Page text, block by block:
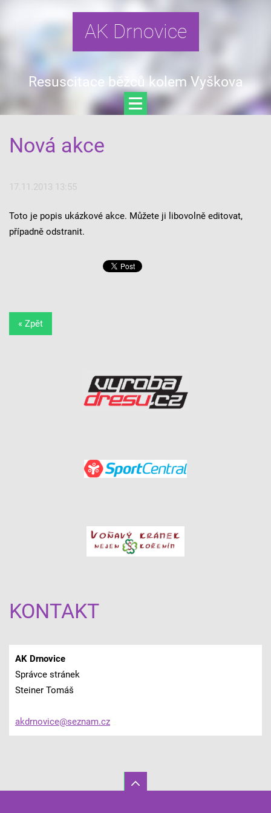
AK Drnovice
Resuscitace běžců kolem Vyškova
Nová akce
17.11.2013 13:55
Toto je popis ukázkové akce. Můžete ji libovolně editovat,
případně odstranit.
« Zpět
KONTAKT
AK Drnovice
Správce stránek
Steiner Tomáš
akdrnovice@seznam.cz